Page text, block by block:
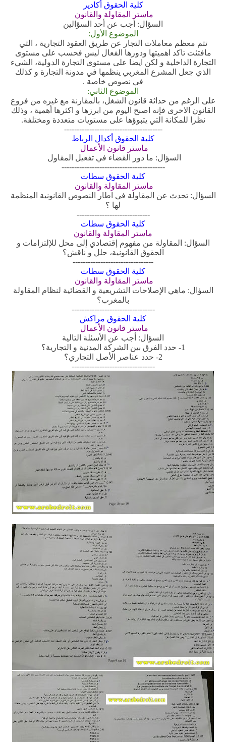
كلية الحقوق أكادير
ماستر المقاولة والقانون
السؤال: أجب عن أحد السؤالين
الموضوع الأول:
تتم معظم معاملات التجار عن طريق العقود التجارية ، التي
مافتئت تاكد اهميتها ودورها الفعال ليس فحسب على مستوى
التجارة الداخلية و لكن ايضا على مستوى التجارة الدولية، الشيء
الذي جعل المشرع المغربي ينظمها في مدونة التجارة و كذلك
في نصوص خاصة .
الموضوع الثاني:
على الرغم من حداثة قانون الشغل، بالمقارنة مع غيره من فروع
القانون الاخرى فإنه اصبح اليوم من ابرزها و اكثرها أهمية ، وذلك
نظرا للمكانة التي يتبوؤها على مستويات متعددة ومختلفة.
---------------------------------------
كلية الحقوق أكدال الرباط
ماستر قانون الأعمال
السؤال: ما دور القضاء في تفعيل المقاول
-----------------------------------------
كلية الحقوق سطات
ماستر المقاولة والقانون
السؤال: تحدث عن المقاولة في اطار النصوص القانونية المنظمة
لها ؟
-----------------------------
كلية الحقوق سطات
ماستر المقاولة والقانون
السؤال: المقاولة من مفهوم إقتصادي إلى محل للإلتزامات و
الحقوق القانونية، حلل و ناقش؟
--------------------------------
كلية الحقوق سطات
ماستر المقاولة والقانون
السؤال: ماهي الإصلاحات التشريعية و القضائية لنظام المقاولة
بالمغرب؟
---------------------------------
كلية الحقوق مراكش
ماستر قانون الأعمال
السؤال: أجب عن الأسئلة التالية
1- حدد الفرق بين الشركة المدنية و التجارية؟
2- حدد عناصر الأصل التجاري؟
---------------------------------